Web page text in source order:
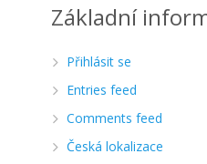
Základní
Přihlásit se
Entries feed
Comments feed
Česká lokalizace